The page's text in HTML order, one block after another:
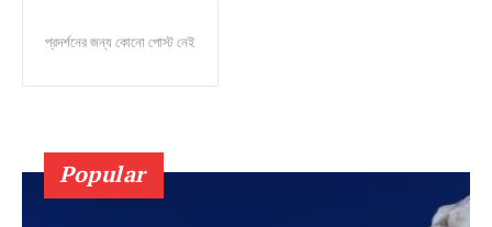
প্রদর্শনের জন্য কোনো পোস্ট নেই
Popular